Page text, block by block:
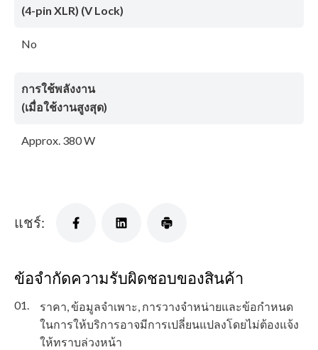
(4-pin XLR) (V Lock)
No
การใช้พลังงาน
(เมื่อใช้งานสูงสุด)
Approx. 380 W
แชร์:
ข้อจำกัดความรับผิดชอบของสินค้า
01.
ราคา, ข้อมูลจำเพาะ, การวางจำหน่ายและข้อกำหนด
ในการให้บริการอาจมีการเปลี่ยนแปลงโดยไม่ต้องแจ้ง
ให้ทราบล่วงหน้า